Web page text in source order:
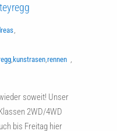
kunstrasen rennen
soweit! Unser
2WD/4WD
bis Freitag hier